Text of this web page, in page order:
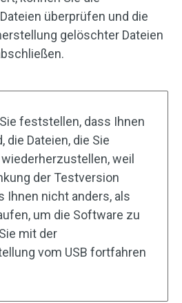
überprüfen und die
gelöschter Dateien
feststellen, dass Ihnen
die Dateien, die Sie
weil
der Testversion
Ihnen nicht anders, als
um die Software zu
mit der
vom USB fortfahren